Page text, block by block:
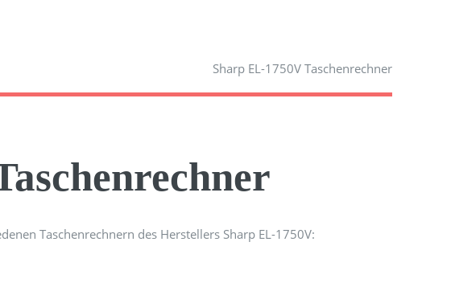
Sharp EL-1750V Taschenrechner
Taschenrechnern des Herstellers Sharp EL-1750V: